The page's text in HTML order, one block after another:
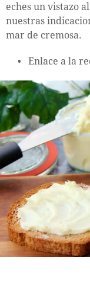
eches un vistazo
nuestras
mar de cremosa.
Enlace a la